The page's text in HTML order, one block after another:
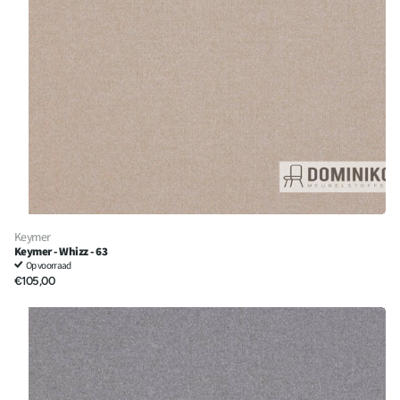
Keymer
Keymer - Whizz - 63
Op voorraad
€105,00